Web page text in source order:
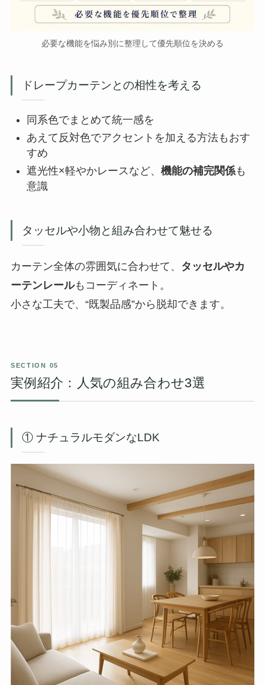
必要な機能を悩み別に整理して優先順位を決める
ドレープカーテンとの相性を考える
同系色でまとめて統一感を
あえて反対色でアクセントを加える方法もおす
すめ
遮光性×軽やかレースなど、 機能の補完関係も
意識
タッセルや小物と組み合わせて魅せる
カーテン全体の雰囲気に合わせて、
タッセルやカ
ーテンレールもコーディネート。
小さな工夫で、“既製品感”から脱却できます。
実例紹介：人気の組み合わせ3選
① ナチュラルモダンなLDK